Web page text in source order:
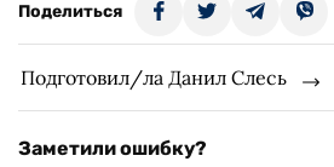
Поделиться
Подготовил/ла Данил Слесь
Заметили ошибку?